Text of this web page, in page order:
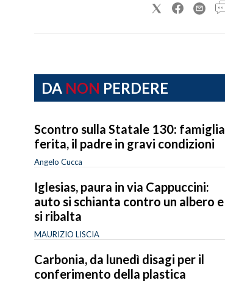
DA NON PERDERE
Scontro sulla Statale 130: famiglia
ferita, il padre in gravi condizioni
Angelo Cucca
Iglesias, paura in via Cappuccini:
auto si schianta contro un albero e
si ribalta
MAURIZIO LISCIA
Carbonia, da lunedì disagi per il
conferimento della plastica